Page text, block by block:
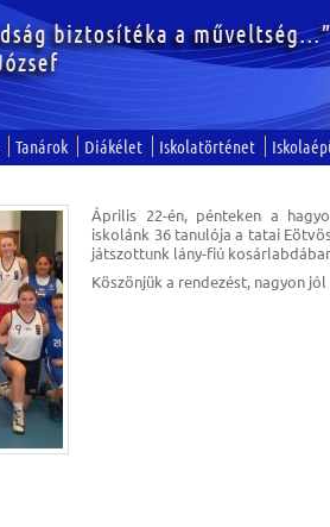
Tanárok Diákélet Iskolatörténet
Április 22-én, pénteken a
iskolánk 36 tanulója a tatai
játszottunk lány-fiú
Köszönjük a rendezést, nagyon